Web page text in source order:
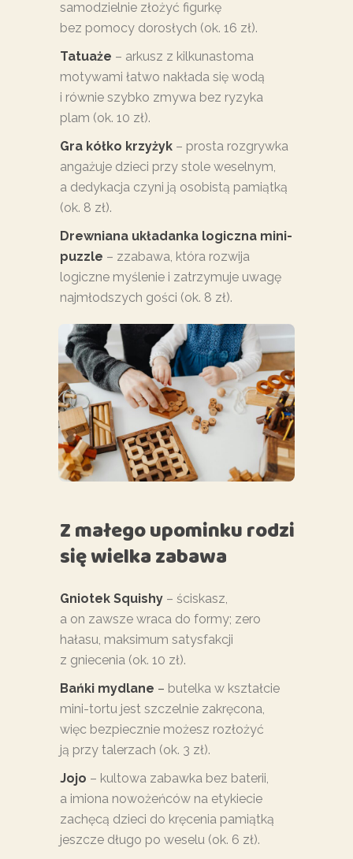
samodzielnie złożyć figurkę
bez pomocy dorosłych (ok. 16 zł).
Tatuaże – arkusz z kilkunastoma
motywami łatwo nakłada się wodą
i równie szybko zmywa bez ryzyka
plam (ok. 10 zł).
Gra kółko krzyżyk – prosta rozgrywka
angażuje dzieci przy stole weselnym,
a dedykacja czyni ją osobistą pamiątką
(ok. 8 zł).
Drewniana układanka logiczna mini-
puzzle – zzabawa, która rozwija
logiczne myślenie i zatrzymuje uwagę
najmłodszych gości (ok. 8 zł).
Z małego upominku rodzi
się wielka zabawa
Gniotek Squishy – ściskasz,
a on zawsze wraca do formy; zero
hałasu, maksimum satysfakcji
z gniecenia (ok. 10 zł).
Bańki mydlane – butelka w kształcie
mini-tortu jest szczelnie zakręcona,
więc bezpiecznie możesz rozłożyć
ją przy talerzach (ok. 3 zł).
Jojo – kultowa zabawka bez baterii,
a imiona nowożeńców na etykiecie
zachęcą dzieci do kręcenia pamiątką
jeszcze długo po weselu (ok. 6 zł).